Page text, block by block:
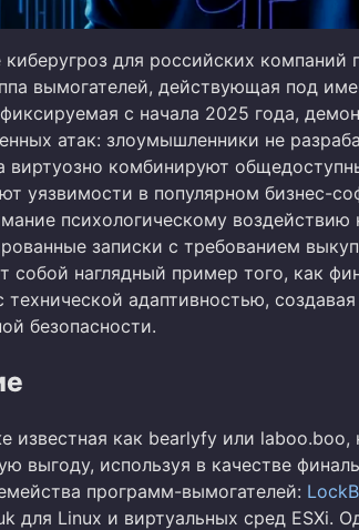
для российских компаний
вымогателей, действующая под
с начала 2025 года,
атак: злоумышленники не
виртуозно комбинируют
уязвимости в популярном бизнес-
психологическому воздействию
записки с требованием
собой наглядный пример того, как
технической адаптивностью,
безопасности.
известная как bearlyfy или laboo.boo,
выгоду, используя в качестве
программ-вымогателей:
для Linux и виртуальных сред ESXi.